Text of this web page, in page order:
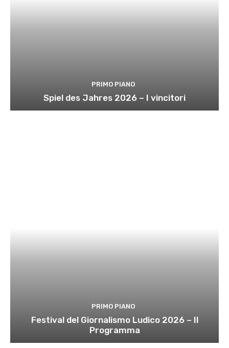
PRIMO PIANO
Spiel des Jahres 2026 – I vincitori
PRIMO PIANO
Festival del Giornalismo Ludico 2026 – Il
Programma